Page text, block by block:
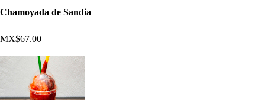
Chamoyada de Sandia
MX$67.00